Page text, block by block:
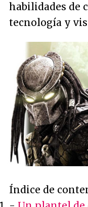
habilidades de
tecnología y
Índice de